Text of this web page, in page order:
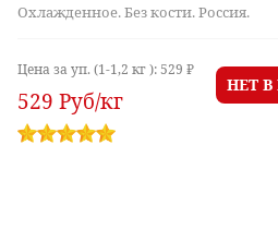
Охлажденное. Без кости. Россия.
Цена за уп. (1-1,2 кг ):529 ₽
529 Руб/кг
НЕТ